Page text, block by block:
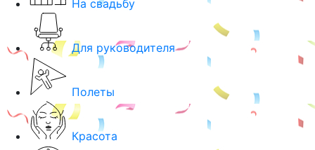
На свадьбу
Для руководителя
Полеты
Красота